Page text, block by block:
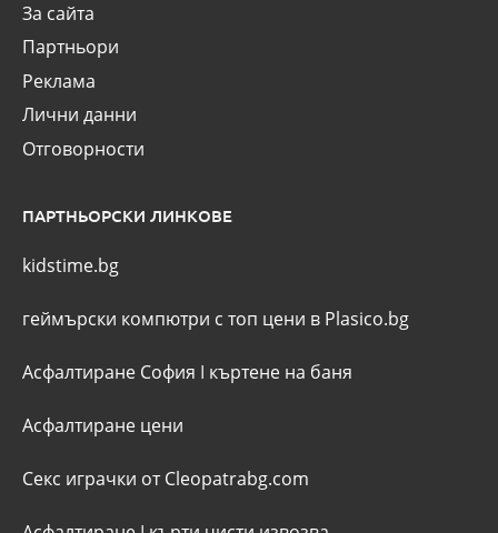
За сайта
Партньори
Реклама
Лични данни
Отговорности
ПАРТНЬОРСКИ ЛИНКОВЕ
kidstime.bg
геймърски компютри с топ цени в Plasico.bg
Асфалтиране София I къртене на баня
Асфалтиране цени
Секс играчки от Cleopatrabg.com